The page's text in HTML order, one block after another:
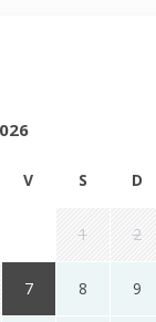
V S D
1 2
7 8 9